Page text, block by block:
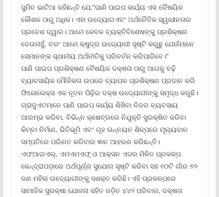
ସୁମିତ ଭାଟିଆ କହିଛନ୍ତି ଯେ,“ପାଣି ପାଇପ କାର୍ଯ୍ୟ ଏକ ବୈଷୟିକ
କୌଶଳ ଠାରୁ ଅଧିକ। ଏହା ଉଦ୍ୟୋଗଏବଂ ଅର୍ଥନୈତିକ ସ୍ୱାଧୀନତାର
ପ୍ରବେଶ ଦ୍ୱାର। ଆମେ କେବଳ ବ୍ୟକ୍ତିବିଶେଷଙ୍କୁ ପ୍ରଶିକ୍ଷଣ
ଦେଉନାହୁଁ, ବରଂ ଆମେ କ୍ଷୁଦ୍ର ଉଦ୍ୟୋଗୀ ସୃଷ୍ଟି କରୁଛୁ ଯେଉଁମାନେ
ସେମାନଙ୍କ ସ୍ଥାନୀୟ ଅର୍ଥନୀତିକୁ ପରିବର୍ତନ କରିପାରିବେ।”
ପାଣି ପାଇପ ପ୍ରଶିକ୍ଷଣ ବୈଷୟିକ ଦକ୍ଷତା ଠାରୁ ଆଗକୁ ବଢ଼ି
ବ୍ୟାବସାୟିକ ମୌଳିକତା ଉପରେ ବ୍ୟାପକ ପ୍ରଶିକ୍ଷଣ ପ୍ରଦାନ କରି
ଫିନୋଲେକ୍ସ ଏକ ନୂତନ ପିଢ଼ିର ଦକ୍ଷ ଉଦ୍ୟୋଗୀଙ୍କୁ ସମୃଦ୍ଧ କରୁଛି।
ଗ୍ରାଜୁଏଟମାନେ ପାଣି ପାଇପ କାର୍ଯ୍ୟ ଶିଖିବା ନିଜର ବ୍ୟବସାୟ
ଆରମ୍ଭ କରିବା, ବିଭିନ୍ନ କ୍ଷେତ୍ରରେ ନିଯୁକ୍ତି ସୁରକ୍ଷିତ କରିବା
କିମ୍ବା ନିର୍ମାଣ, ଭିତିଭୂମି ଏବଂ ଗୃହ ଉନ୍ନୟନ ଶିଳ୍ପରେ ମୂଲ୍ୟବାନ
ସମ୍ପତିରେ ପରିଣତ କରିବାର ଜ୍ଞାନ ଆହରଣ କରିଛନ୍ତି।
ଏଫଆଇଏଲ୍‌, ଏମଏମଏଫ୍ ଓ ଆକ୍ସନ ଏଡର ମିଳିତ ପ୍ରକଳ୍ପ
କେନ୍ଦ୍ରାପଡ଼ାରେ ଅର୍ଥପୂର୍ଣ୍ଣ ସୁଯୋଗ ସୃଷ୍ଟି କରିବା ସହ ୧୦ଟି ଗାଁର ୭୨
ଜଣ ମହିଳା ଉଦ୍ୟୋଗୀଙ୍କୁ ସଶକ୍ତ କରିଛି। ଏହି ପ୍ରକଳ୍ପରେ
ସାମାଜିକ ସୁରକ୍ଷା ଯୋଜନା ସହିତ ଜଡ଼ିତ ୪୪୨ ପରିବାର, ଦକ୍ଷତା